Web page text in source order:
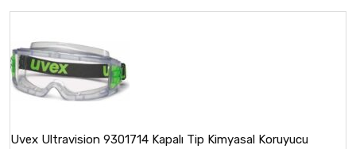
Uvex Ultravision 9301714 Kapalı Tip Kimyasal Koruyucu